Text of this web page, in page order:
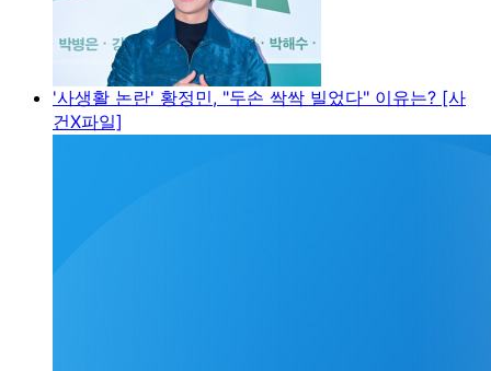
'사생활 논란' 황정민, "두손 싹싹 빌었다" 이유는? [사
건X파일]